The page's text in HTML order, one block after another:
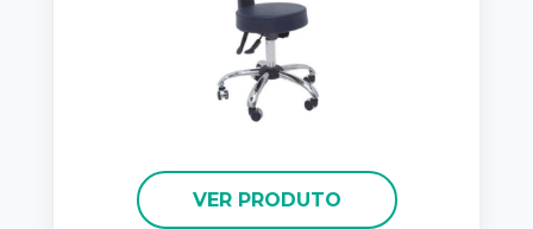
VER PRODUTO